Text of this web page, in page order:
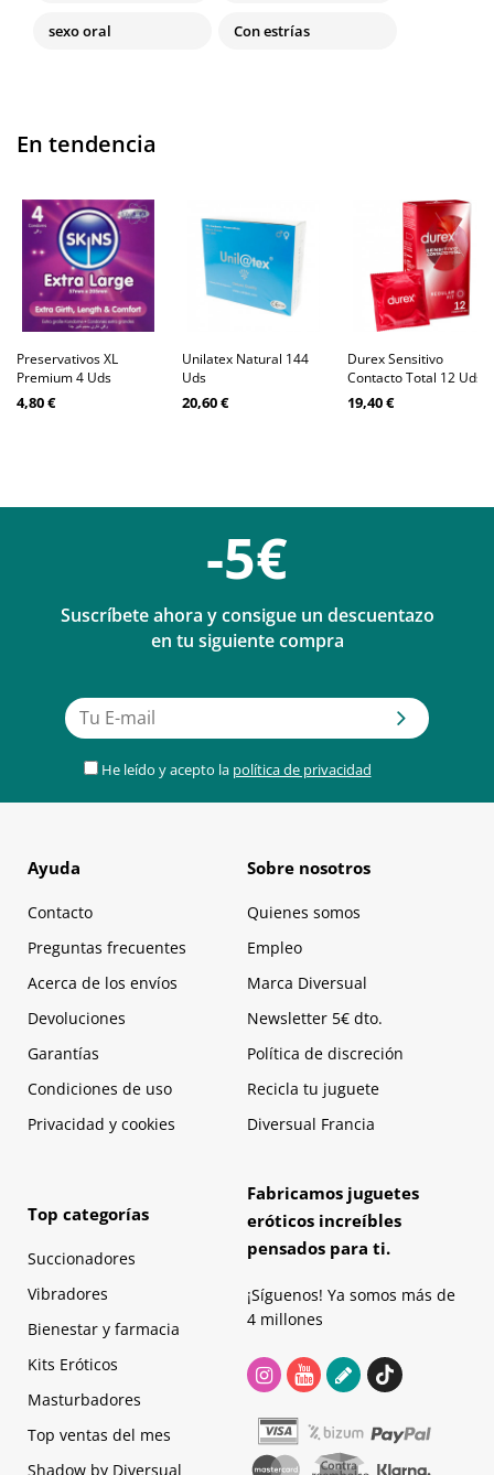
sexo oral Con estrías
En tendencia
Preservativos XL
Premium 4 Uds
4,80 €
Unilatex Natural 144
Uds
20,60 €
Durex Sensitivo
Contacto Total 12 Uds
19,40 €
-5€
Suscríbete ahora y consigue un descuentazo
en tu siguiente compra
He leído y acepto la política de privacidad
Ayuda
Contacto
Preguntas frecuentes
Acerca de los envíos
Devoluciones
Garantías
Condiciones de uso
Privacidad y cookies
Sobre nosotros
Quienes somos
Empleo
Marca Diversual
Newsletter 5€ dto.
Política de discreción
Recicla tu juguete
Diversual Francia
Top categorías
Succionadores
Vibradores
Bienestar y farmacia
Kits Eróticos
Masturbadores
Top ventas del mes
Shadow by Diversual
Fabricamos juguetes
eróticos increíbles
pensados para ti.
¡Síguenos! Ya somos más de
4 millones